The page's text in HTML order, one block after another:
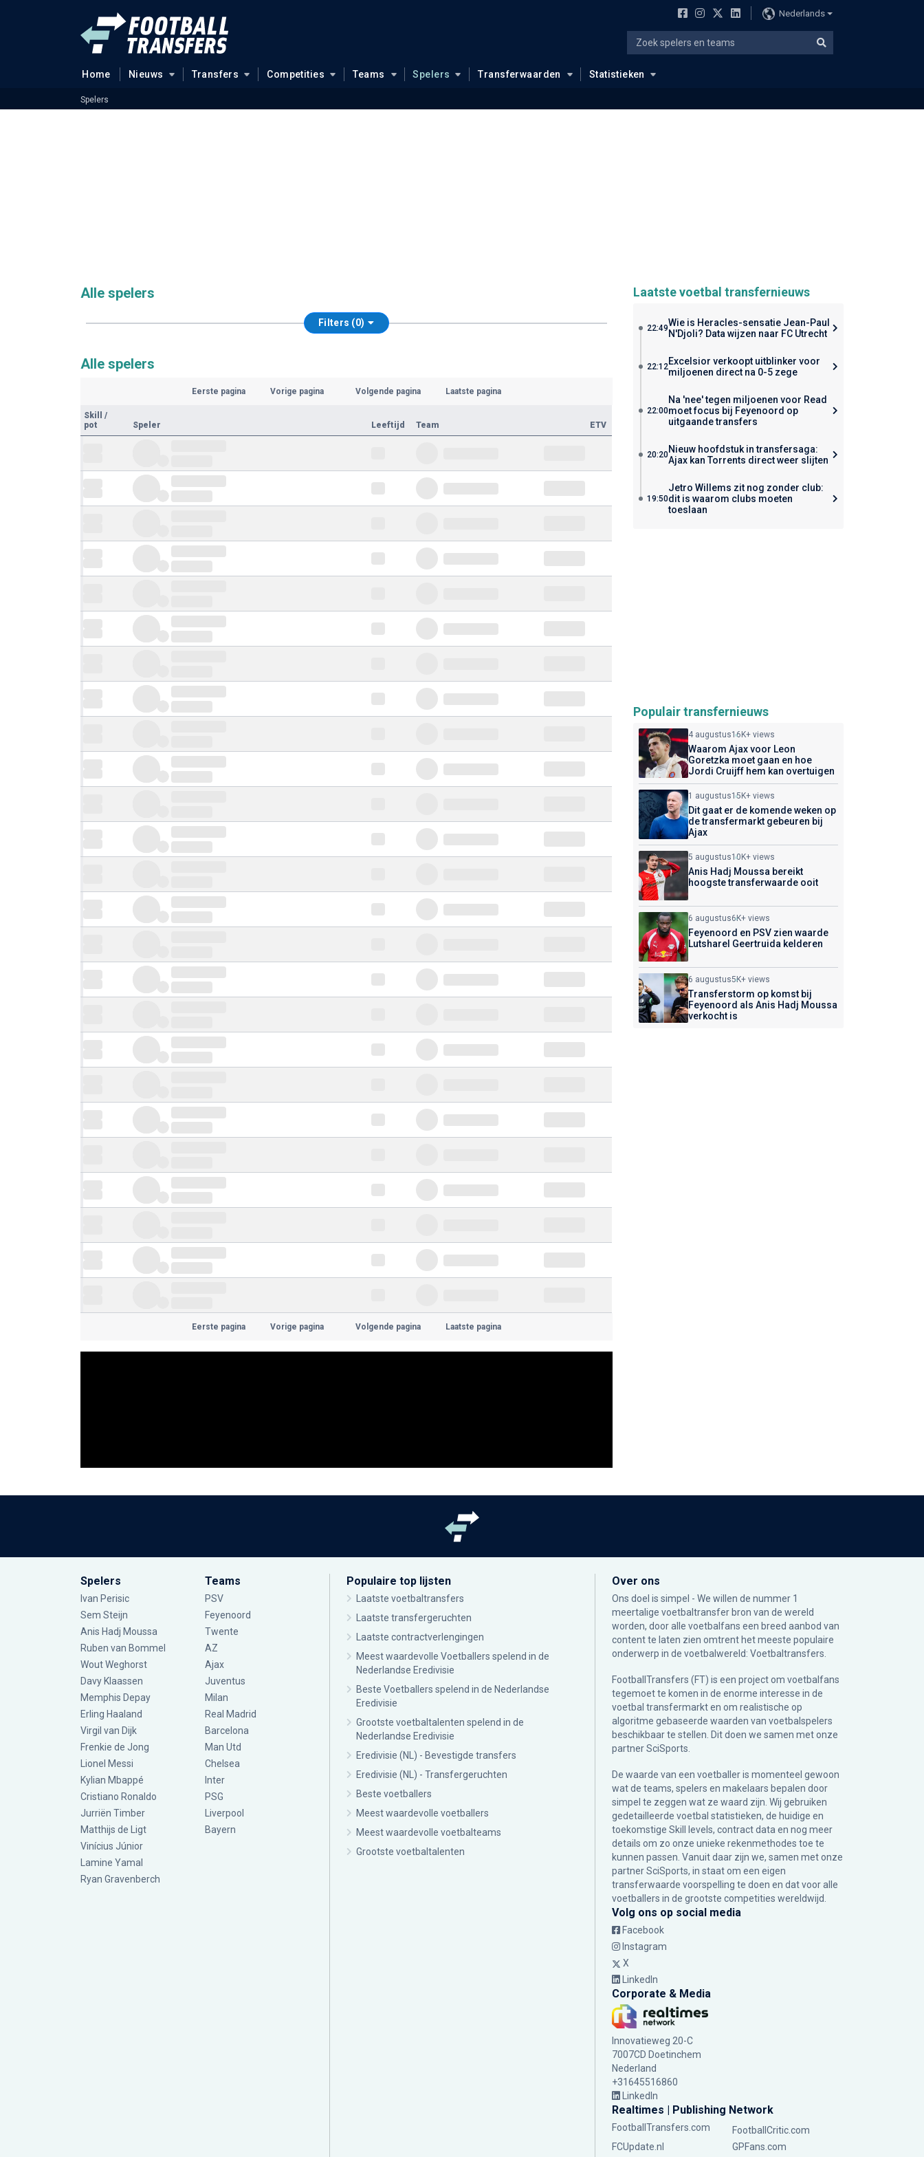
Nederlands
Home Nieuws Transfers Competities Teams Spelers Transferwaarden Statistieken
Spelers
Alle spelers
Filters (0)
Alle spelers
Eerste pagina Vorige pagina Volgende pagina Laatste pagina
Skill
/
pot
Speler Leeftijd Team ETV
Eerste pagina Vorige pagina Volgende pagina Laatste pagina
Laatste voetbal transfernieuws
22:49Wie is Heracles-sensatie Jean-Paul
N'Djoli? Data wijzen naar FC Utrecht
22:12Excelsior verkoopt uitblinker voor
miljoenen direct na 0-5 zege
22:00
Na 'nee' tegen miljoenen voor Read
moet focus bij Feyenoord op
uitgaande transfers
20:20Nieuw hoofdstuk in transfersaga:
Ajax kan Torrents direct weer slijten
19:50
Jetro Willems zit nog zonder club:
dit is waarom clubs moeten
toeslaan
Populair transfernieuws
4 augustus16K+ views
Waarom Ajax voor Leon
Goretzka moet gaan en hoe
Jordi Cruijff hem kan overtuigen
1 augustus15K+ views
Dit gaat er de komende weken op
de transfermarkt gebeuren bij
Ajax
5 augustus10K+ views
Anis Hadj Moussa bereikt
hoogste transferwaarde ooit
6 augustus6K+ views
Feyenoord en PSV zien waarde
Lutsharel Geertruida kelderen
6 augustus5K+ views
Transferstorm op komst bij
Feyenoord als Anis Hadj Moussa
verkocht is
Spelers
Ivan Perisic
Sem Steijn
Anis Hadj Moussa
Ruben van Bommel
Wout Weghorst
Davy Klaassen
Memphis Depay
Erling Haaland
Virgil van Dijk
Frenkie de Jong
Lionel Messi
Kylian Mbappé
Cristiano Ronaldo
Jurriën Timber
Matthijs de Ligt
Vinícius Júnior
Lamine Yamal
Ryan Gravenberch
Teams
PSV
Feyenoord
Twente
AZ
Ajax
Juventus
Milan
Real Madrid
Barcelona
Man Utd
Chelsea
Inter
PSG
Liverpool
Bayern
Populaire top lijsten
Laatste voetbaltransfers
Laatste transfergeruchten
Laatste contractverlengingen
Meest waardevolle Voetballers spelend in de
Nederlandse Eredivisie
Beste Voetballers spelend in de Nederlandse
Eredivisie
Grootste voetbaltalenten spelend in de
Nederlandse Eredivisie
Eredivisie (NL) - Bevestigde transfers
Eredivisie (NL) - Transfergeruchten
Beste voetballers
Meest waardevolle voetballers
Meest waardevolle voetbalteams
Grootste voetbaltalenten
Over ons
Ons doel is simpel - We willen de nummer 1
meertalige voetbaltransfer bron van de wereld
worden, door alle voetbalfans een breed aanbod van
content te laten zien omtrent het meeste populaire
onderwerp in de voetbalwereld: Voetbaltransfers.
FootballTransfers (FT) is een project om voetbalfans
tegemoet te komen in de enorme interesse in de
voetbal transfermarkt en om realistische op
algoritme gebaseerde waarden van voetbalspelers
beschikbaar te stellen. Dit doen we samen met onze
partnerSciSports
De waarde van een voetballer is momenteel gewoon
wat de teams, spelers en makelaars bepalen door
simpel te zeggen wat ze waard zijn. Wij gebruiken
gedetailleerde voetbal statistieken, de huidige en
toekomstige Skill levels, contract data en nog meer
details om zo onze unieke rekenmethodes toe te
kunnen passen. Vanuit daar zijn we, samen met onze
partner SciSports, in staat om een eigen
transferwaarde voorspelling te doen en dat voor alle
voetballers in de grootste competities wereldwijd.
Volg ons op social media
Facebook
Instagram
X
LinkedIn
Corporate & Media
Innovatieweg 20-C
7007CD Doetinchem
Nederland
+31645516860
LinkedIn
Realtimes | Publishing Network
FootballTransfers.com
FootballCritic.com
FCUpdate.nl
GPFans.com